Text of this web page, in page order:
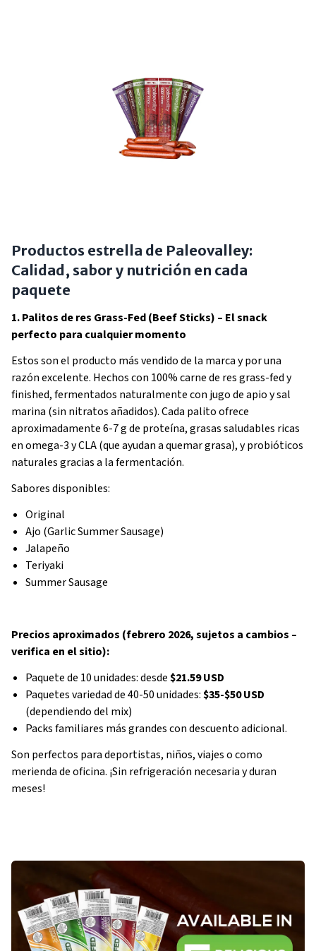
Productos estrella de Paleovalley:
Calidad, sabor y nutrición en cada
paquete
1. Palitos de res Grass-Fed (Beef Sticks) – El snack
perfecto para cualquier momento
Estos son el producto más vendido de la marca y por una
razón excelente. Hechos con 100% carne de res grass-fed y
finished, fermentados naturalmente con jugo de apio y sal
marina (sin nitratos añadidos). Cada palito ofrece
aproximadamente 6-7 g de proteína, grasas saludables ricas
en omega-3 y CLA (que ayudan a quemar grasa), y probióticos
naturales gracias a la fermentación.
Sabores disponibles:
Original
Ajo (Garlic Summer Sausage)
Jalapeño
Teriyaki
Summer Sausage
Precios aproximados (febrero 2026, sujetos a cambios –
verifica en el sitio):
Paquete de 10 unidades: desde$21.59 USD
Paquetes variedad de 40-50 unidades:$35-$50 USD
(dependiendo del mix)
Packs familiares más grandes con descuento adicional.
Son perfectos para deportistas, niños, viajes o como
merienda de oficina. ¡Sin refrigeración necesaria y duran
meses!